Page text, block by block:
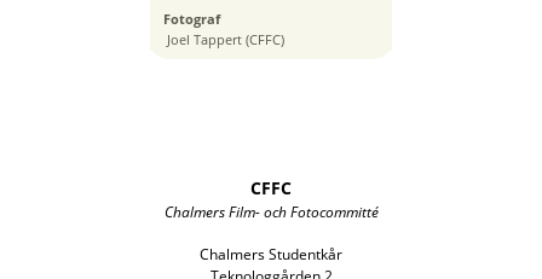
Fotograf
Joel Tappert (CFFC)
Brännvidd
23 mm
CFFC
Chalmers Film- och Fotocommitté
Chalmers Studentkår